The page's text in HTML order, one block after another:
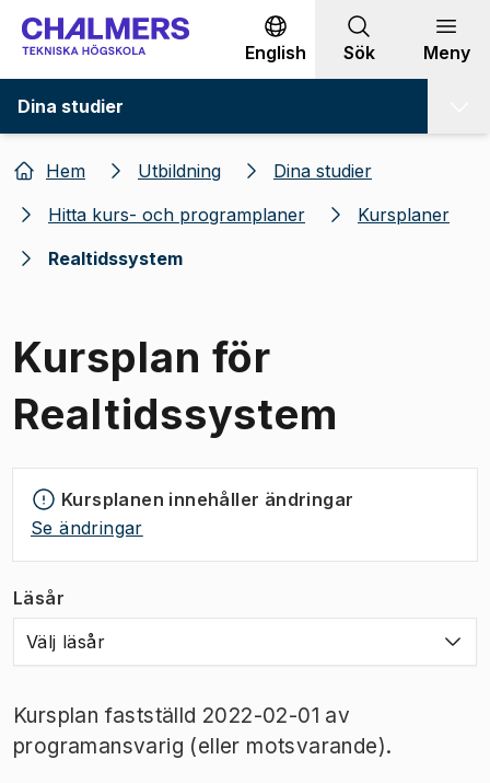
Gå till innehållet
English Sök Meny
Dina studier
Hem Utbildning
Dina studier
Hitta kurs- och programplaner
Kursplaner
Realtidssystem
Kursplan för
Realtidssystem
Kursplanen innehåller ändringar
Se ändringar
Läsår
Välj läsår
Kursplan fastställd 2022-02-01 av
programansvarig (eller motsvarande).